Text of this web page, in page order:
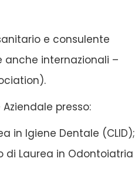
e consulente
internazionali –
presso:
in Igiene Dentale (CLID);
di Laurea in Odontoiatria